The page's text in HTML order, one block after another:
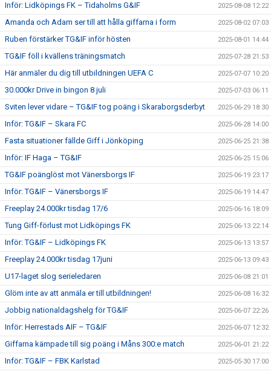
Inför: Lidköpings FK – Tidaholms G&IF 2025-08-08 12:22
Amanda och Adam ser till att hålla giffarna i form 2025-08-02 07:03
Ruben förstärker TG&IF inför hösten 2025-08-01 14:44
TG&IF föll i kvällens träningsmatch 2025-07-28 21:53
Här anmäler du dig till utbildningen UEFA C 2025-07-07 10:20
30.000kr Drive in bingon 8 juli 2025-07-03 06:11
Sviten lever vidare – TG&IF tog poäng i Skaraborgsderbyt 2025-06-29 18:30
Inför: TG&IF – Skara FC 2025-06-28 14:00
Fasta situationer fällde Giff i Jönköping 2025-06-25 21:38
Inför: IF Haga – TG&IF 2025-06-25 15:06
TG&IF poänglöst mot Vänersborgs IF 2025-06-19 23:17
Inför: TG&IF – Vänersborgs IF 2025-06-19 14:47
Freeplay 24.000kr tisdag 17/6 2025-06-16 18:09
Tung Giff-förlust mot Lidköpings FK 2025-06-13 22:14
Inför: TG&IF – Lidköpings FK 2025-06-13 13:57
Freeplay 24.000kr tisdag 17juni 2025-06-13 09:43
U17-laget slog serieledaren 2025-06-08 21:01
Glöm inte av att anmäla er till utbildningen! 2025-06-08 16:32
Jobbig nationaldagshelg för TG&IF 2025-06-07 22:26
Inför: Herrestads AIF – TG&IF 2025-06-07 12:32
Giffarna kämpade till sig poäng i Måns 300:e match 2025-06-01 21:22
Inför: TG&IF – FBK Karlstad 2025-05-30 17:00